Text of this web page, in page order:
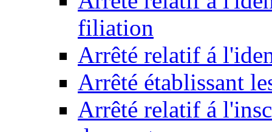
filiation
Arrêté relatif á
Arrêté établissant
Arrêté relatif á